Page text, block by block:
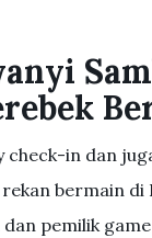
check-in dan
bermain
pemilik